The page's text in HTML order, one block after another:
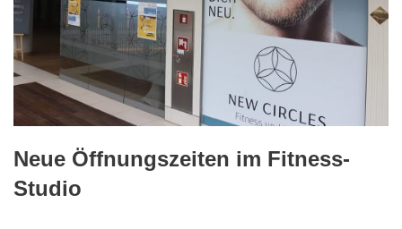
Neue Öffnungszeiten im Fitness-
Studio